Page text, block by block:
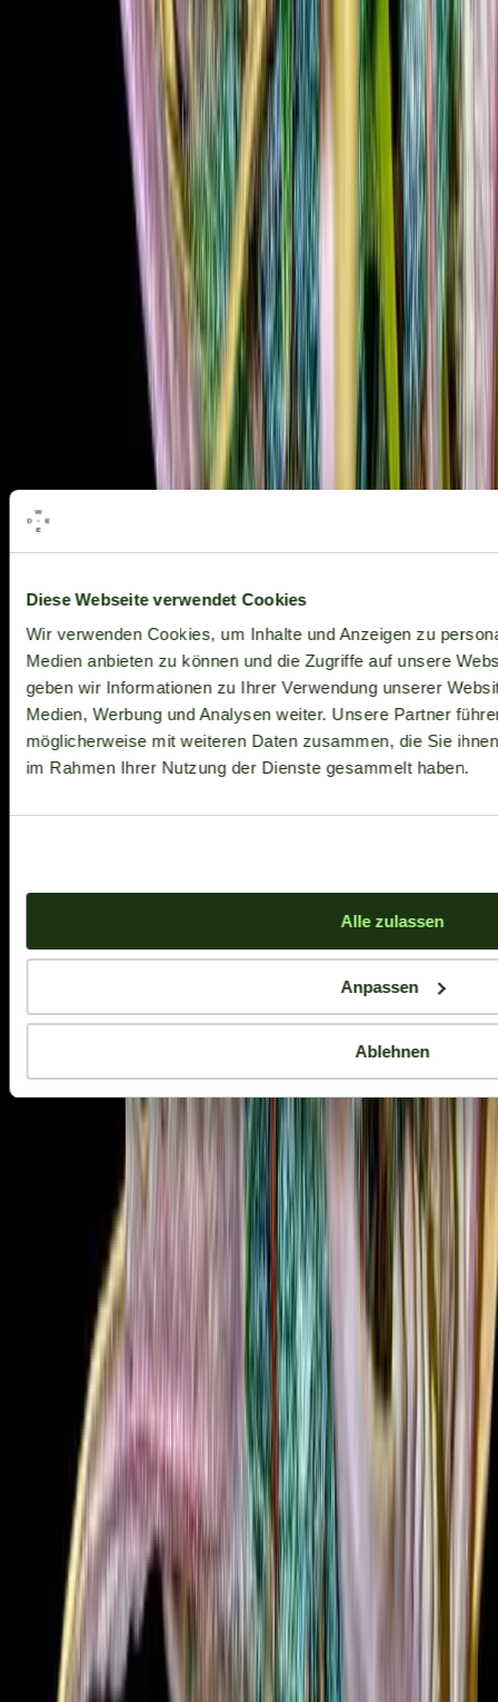
Diese Webseite verwendet Cookies
Wir verwenden Cookies, um Inhalte und Anzeigen zu
Medien anbieten zu können und die Zugriffe auf unsere
geben wir Informationen zu Ihrer Verwendung unserer
Medien, Werbung und Analysen weiter. Unsere Partner
möglicherweise mit weiteren Daten zusammen, die Sie
im Rahmen Ihrer Nutzung der Dienste gesammelt haben.
Alle zulassen
Anpassen
Ablehnen
Seedbanks